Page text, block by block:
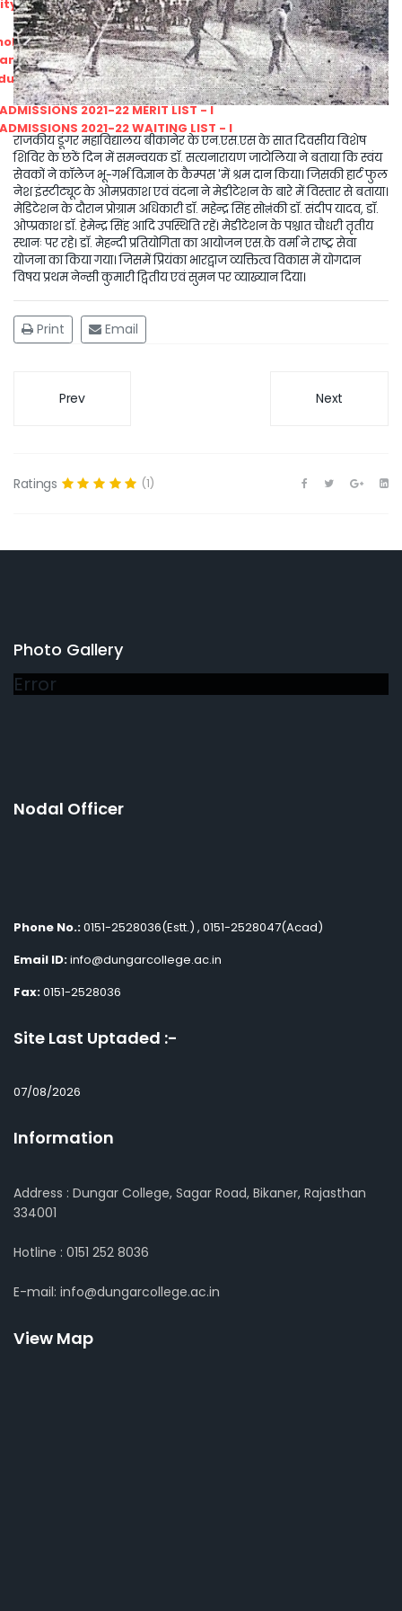
Portal
2021-22 MERIT LIST - I
2021-22 WAITING LIST - I
राजकीय डूंगर महाविद्यालय बीकानेर के एन.एस.एस के सात दिवसीय विशेष
शिविर के छठें दिन में समन्वयक डॉ. सत्यनारायण जाटोलिया ने बताया कि स्वंय
सेवकों ने कॉलेज भू-गर्भ विज्ञान के कैम्पस 'में श्रम दान किया। जिसकी हार्ट फुल
नेश इंस्टीट्यूट के ओमप्रकाश एवं वंदना ने मेडीटेशन के बारे में विस्तार से बताया।
मेडिटेशन के दौरान प्रोग्राम अधिकारी डॉ. महेन्द्र सिंह सोल॑की डॉ. संदीप यादव, डॉ.
ओप्प्रकाश डॉ. हेमेन्द्र सिंह आदि उपस्थिति रहें। मेडीटेशन के पश्चात चौधरी तृतीय
स्थानः पर रहे। डॉ. मेहन्दी प्रतियोगिता का आयोजन एस.के वर्मा ने राष्ट्र सेवा
योजना का किया गया। जिसमें प्रियंका भारद्वाज व्यक्तित्व विकास में योगदान
विषय प्रथम नेन्सी कुमारी द्वितीय एवं सुमन पर व्याख्यान दिया।
Print Email
Prev Next
Ratings (1)
Photo Gallery
Error
Nodal Officer
Phone No.:0151-2528036(Estt.) , 0151-2528047(Acad)
Email ID:info@dungarcollege.ac.in
Fax:0151-2528036
Site Last Uptaded :-
07/08/2026
Information
Address : Dungar College, Sagar Road, Bikaner, Rajasthan
334001
Hotline : 0151 252 8036
E-mail: info@dungarcollege.ac.in
View Map